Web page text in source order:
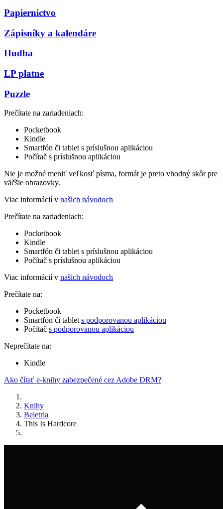
Papiernictvo
Zápisníky a kalendáre
Hudba
LP platne
Puzzle
Prečítate na zariadeniach:
Pocketbook
Kindle
Smartfón či tablet s príslušnou aplikáciou
Počítač s príslušnou aplikáciou
Nie je možné meniť veľkosť písma, formát je preto vhodný skôr pre
väčšie obrazovky.
Viac informácií v našich návodoch
Prečítate na zariadeniach:
Pocketbook
Kindle
Smartfón či tablet s príslušnou aplikáciou
Počítač s príslušnou aplikáciou
Viac informácií v našich návodoch
Prečítate na:
Pocketbook
Smartfón či tablet s podporovanou aplikáciou
Počítač s podporovanou aplikáciou
Neprečítate na:
Kindle
Ako čítať e-knihy zabezpečené cez Adobe DRM?
Knihy
Beletria
This Is Hardcore